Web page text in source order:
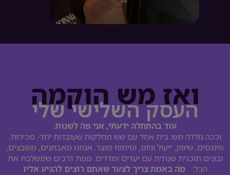
ואז מש הוקמה
העסק השלישי שלי
עוד בהתחלה ידעתי, אני פה לשנות.
וככה נולדה מש: בית אחד עם שש מחלקות שעובדות יחד- מכירות,
פיננסים, שיווק, ייעול וגיוס, ופיתוח מוצר. אנחנו מאבחנים, משבצים,
ובונים תוכנית שנתית עם יעדים ומדדים. מפת דרכים שמשלבת את
הכל:מה באמת צריך לצעד שאתם רוצים להגיע אליו